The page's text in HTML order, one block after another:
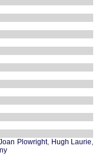
Plowright, Hugh Laurie,